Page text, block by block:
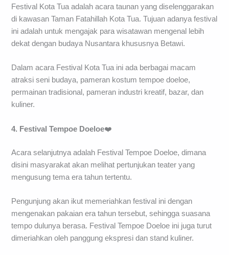
Festival Kota Tua adalah acara taunan yang diselenggarakan
di kawasan Taman Fatahillah Kota Tua. Tujuan adanya festival
ini adalah untuk mengajak para wisatawan mengenal lebih
dekat dengan budaya Nusantara khususnya Betawi.
Dalam acara Festival Kota Tua ini ada berbagai macam
atraksi seni budaya, pameran kostum tempoe doeloe,
permainan tradisional, pameran industri kreatif, bazar, dan
kuliner.
4. Festival Tempoe Doeloe❤️
Acara selanjutnya adalah Festival Tempoe Doeloe, dimana
disini masyarakat akan melihat pertunjukan teater yang
mengusung tema era tahun tertentu.
Pengunjung akan ikut memeriahkan festival ini dengan
mengenakan pakaian era tahun tersebut, sehingga suasana
tempo dulunya berasa. Festival Tempoe Doeloe ini juga turut
dimeriahkan oleh panggung ekspresi dan stand kuliner.